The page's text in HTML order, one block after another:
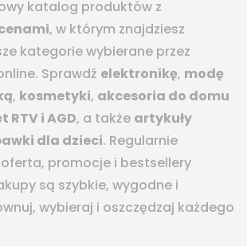
katalog produktów z
, w którym znajdziesz
kategorie wybierane przez
Sprawdź elektronikę, modę
, kosmetyki, akcesoria do domu
RTV i AGD, a także artykuły
dla dzieci. Regularnie
promocje i bestsellery
są szybkie, wygodne i
wybieraj i oszczędzaj każdego